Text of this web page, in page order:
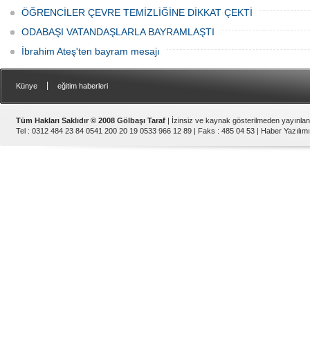
ÖĞRENCİLER ÇEVRE TEMİZLİĞİNE DİKKAT ÇEKTİ
ODABAŞI VATANDAŞLARLA BAYRAMLAŞTI
İbrahim Ateş'ten bayram mesajı
Künye eğitim haberleri
Tüm Hakları Saklıdır © 2008 Gölbaşı Taraf | İzinsiz ve kaynak gösterilmeden
Tel : 0312 484 23 84 0541 200 20 19 0533 966 12 89 | Faks : 485 04 53 | Haber Yazılımı